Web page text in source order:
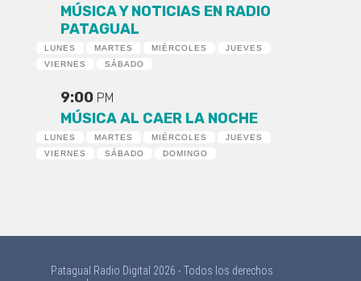
MÚSICA Y NOTICIAS EN RADIO
PATAGUAL
LUNES MARTES MIÉRCOLES
JUEVES
VIERNES
SÁBADO
9:00 PM
MÚSICA AL CAER LA NOCHE
LUNES MARTES MIÉRCOLES
JUEVES
VIERNES
SÁBADO DOMINGO
Patagual Radio Digital 2026 - Todos los derechos